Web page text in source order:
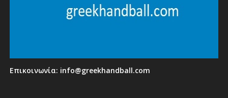
Επικοινωνία: info@greekhandball.com